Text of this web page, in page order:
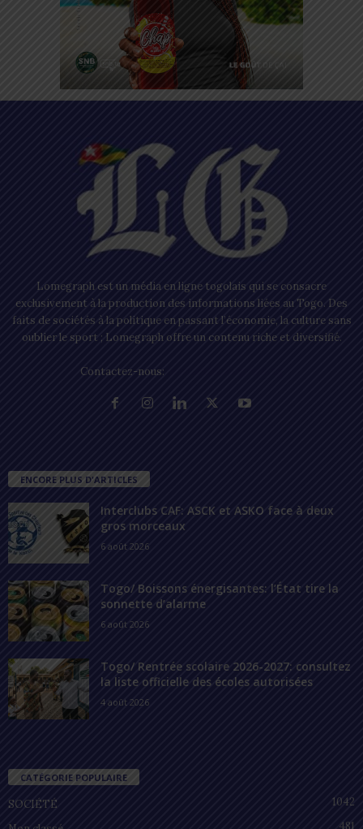
Lomegraph est un média en ligne togolais qui se consacre
exclusivement à la production des informations liées au Togo. Des
faits de sociétés à la politique en passant l’économie, la culture sans
oublier le sport ; Lomegraph offre un contenu riche et diversifié.
Contactez-nous:
ENCORE PLUS D'ARTICLES
Interclubs CAF: ASCK et ASKO face à deux
gros morceaux
6 août 2026
Togo/ Boissons énergisantes: l’État tire la
sonnette d’alarme
6 août 2026
Togo/ Rentrée scolaire 2026-2027: consultez
la liste officielle des écoles autorisées
4 août 2026
CATÉGORIE POPULAIRE
SOCIÉTÉ
1042
481